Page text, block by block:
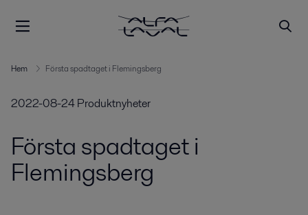
Hem Första spadtaget i Flemingsberg
2022-08-24Produktnyheter
Första spadtaget i
Flemingsberg